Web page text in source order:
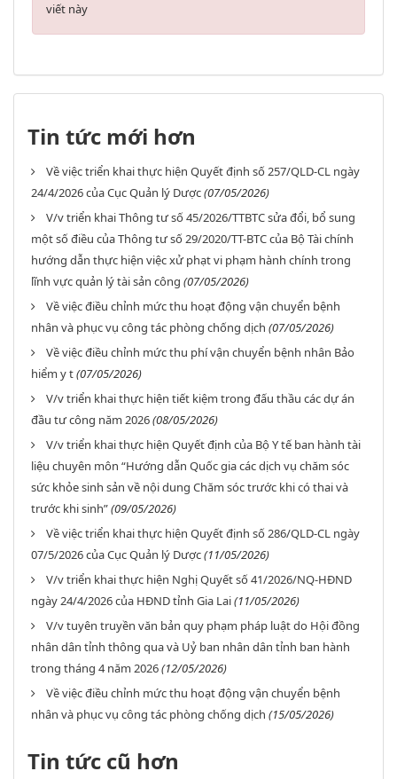
viết này
Tin tức mới hơn
Về việc triển khai thực hiện Quyết định số 257/QLD-CL ngày
24/4/2026 của Cục Quản lý Dược(07/05/2026)
V/v triển khai Thông tư số 45/2026/TTBTC sửa đổi, bổ sung
một số điều của Thông tư số 29/2020/TT-BTC của Bộ Tài chính
hướng dẫn thực hiện việc xử phạt vi phạm hành chính trong
lĩnh vực quản lý tài sản công (07/05/2026)
Về việc điều chỉnh mức thu hoạt động vận chuyển bệnh
nhân và phục vụ công tác phòng chống dịch (07/05/2026)
Về việc điều chỉnh mức thu phí vận chuyển bệnh nhân Bảo
hiểm y t(07/05/2026)
V/v triển khai thực hiện tiết kiệm trong đấu thầu các dự án
đầu tư công năm 2026(08/05/2026)
V/v triển khai thực hiện Quyết định của Bộ Y tế ban hành tài
liệu chuyên môn “Hướng dẫn Quốc gia các dịch vụ chăm sóc
sức khỏe sinh sản về nội dung Chăm sóc trước khi có thai và
trước khi sinh”(09/05/2026)
Về việc triển khai thực hiện Quyết định số 286/QLD-CL ngày
07/5/2026 của Cục Quản lý Dược(11/05/2026)
V/v triển khai thực hiện Nghị Quyết số 41/2026/NQ-HĐND
ngày 24/4/2026 của HĐND tỉnh Gia Lai(11/05/2026)
V/v tuyên truyền văn bản quy phạm pháp luật do Hội đồng
nhân dân tỉnh thông qua và Uỷ ban nhân dân tỉnh ban hành
trong tháng 4 năm 2026(12/05/2026)
Về việc điều chỉnh mức thu hoạt động vận chuyển bệnh
nhân và phục vụ công tác phòng chống dịch (15/05/2026)
Tin tức cũ hơn